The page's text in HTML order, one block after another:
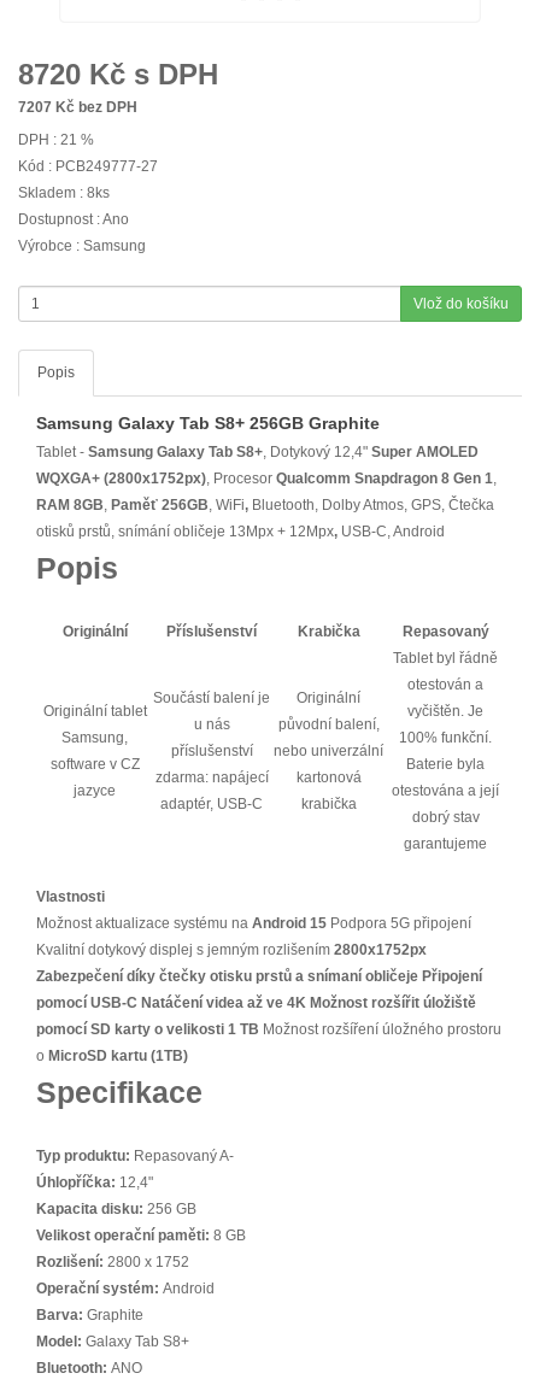
8720 Kč s DPH
7207 Kč bez DPH
DPH : 21 %
Kód : PCB249777-27
Skladem : 8ks
Dostupnost : Ano
Výrobce : Samsung
Vlož do košíku
Popis
Samsung Galaxy Tab S8+ 256GB Graphite
Tablet - Samsung Galaxy Tab S8+, Dotykový 12,4" Super AMOLED
WQXGA+ (2800x1752px), Procesor Qualcomm Snapdragon 8 Gen 1,
RAM 8GB, Paměť 256GB, WiFi, Bluetooth, Dolby Atmos, GPS, Čtečka
otisků prstů, snímání obličeje 13Mpx + 12Mpx, USB-C, Android
Popis
Originální Příslušenství Krabička Repasovaný
Originální tablet
Samsung,
software v CZ
jazyce
Součástí balení je
u nás
příslušenství
zdarma: napájecí
adaptér, USB-C
Originální
původní balení,
nebo univerzální
kartonová
krabička
Tablet byl řádně
otestován a
vyčištěn. Je
100% funkční.
Baterie byla
otestována a její
dobrý stav
garantujeme
Vlastnosti
Možnost aktualizace systému na Android 15 Podpora 5G připojení
Kvalitní dotykový displej s jemným rozlišením 2800x1752px
Zabezpečení díky čtečky otisku prstů a snímaní obličeje Připojení
pomocí USB-C Natáčení videa až ve 4K Možnost rozšířit úložiště
pomocí SD karty o velikosti 1 TB Možnost rozšíření úložného prostoru
o MicroSD kartu (1TB)
Specifikace
Typ produktu: Repasovaný A-
Úhlopříčka: 12,4"
Kapacita disku: 256 GB
Velikost operační paměti: 8 GB
Rozlišení: 2800 x 1752
Operační systém: Android
Barva: Graphite
Model: Galaxy Tab S8+
Bluetooth: ANO